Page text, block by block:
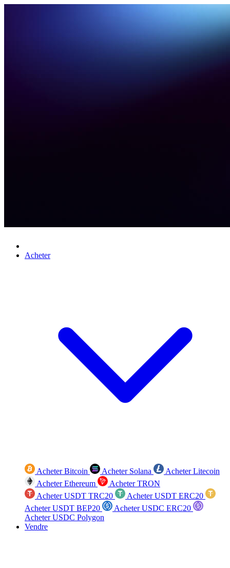
Acheter
Acheter Bitcoin Acheter Solana
Acheter Litecoin
Acheter Ethereum
Acheter TRON
Acheter USDT TRC20
Acheter USDT ERC20
Acheter USDT BEP20
Acheter USDC ERC20
Acheter USDC Polygon
Vendre